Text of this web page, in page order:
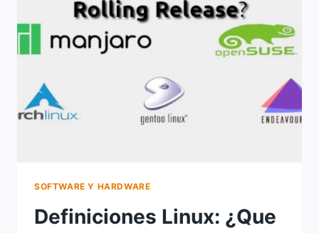
SOFTWARE Y HARDWARE
Definiciones Linux: ¿Que